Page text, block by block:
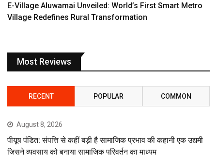
E-Village Aluwamai Unveiled: World’s First Smart Metro
Village Redefines Rural Transformation
Most Reviews
RECENT POPULAR COMMON
August 8, 2026
पीयूष पंडित: संपत्ति से कहीं बड़ी है सामाजिक प्रभाव की कहानी एक उद्यमी
जिसने व्यवसाय को बनाया सामाजिक परिवर्तन का माध्यम